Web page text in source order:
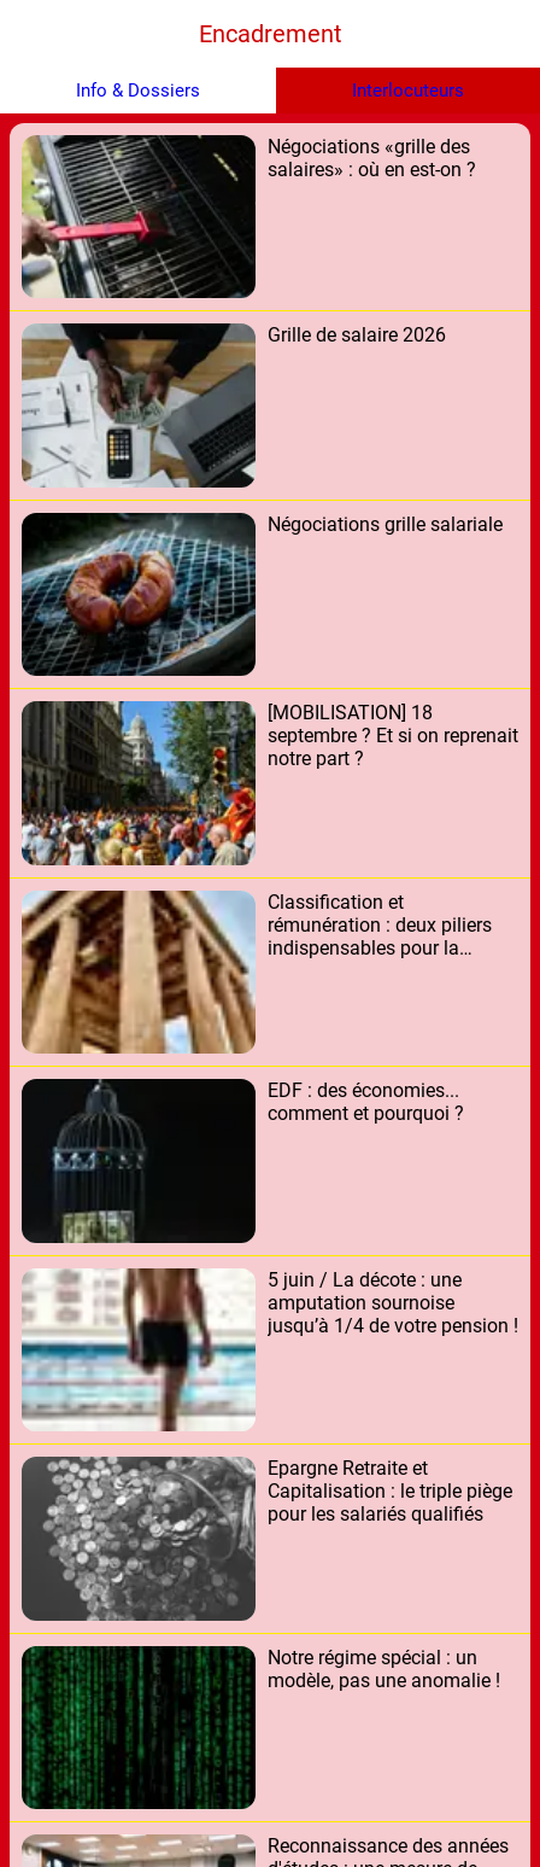
Encadrement
Info & Dossiers Interlocuteurs
Négociations «grille des
salaires» : où en est-on ?
Grille de salaire 2026
Négociations grille salariale
[MOBILISATION] 18
septembre ? Et si on reprenait
notre part ?
Classification et
rémunération : deux piliers
indispensables pour la
EDF : des économies...
comment et pourquoi ?
5 juin / La décote : une
amputation sournoise
jusqu’à 1/4 de votre pension !
Epargne Retraite et
Capitalisation : le triple piège
pour les salariés qualifiés
Notre régime spécial : un
modèle, pas une anomalie !
Reconnaissance des années